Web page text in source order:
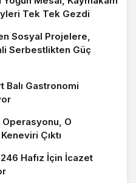
Tek Tek Gezdi
Sosyal Projelere,
Serbestlikten Güç
Balı Gastronomi
Operasyonu, O
Çıktı
Hafız İçin İcazet